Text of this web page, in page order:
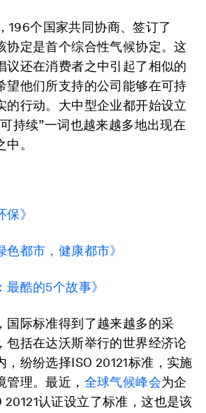
196个国家共同协商、签订了
协定是首个综合性气候协定。这
议还在消费者之中引起了相似的
望他们所支持的公司能够在可持
的行动。大中型企业都开始设立
持续”一词也越来越多地出现在
。
保》
色都市，健康都市》
最酷的5个故事》
国际标准得到了越来越多的采
包括在达沃斯举行的世界经济论
，纷纷选择ISO 20121标准，实施
理。最近， 全球气候峰会为企
20121认证设立了标准，这也是该